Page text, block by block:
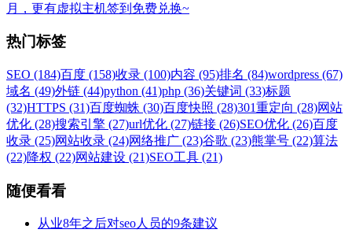
月，更有虚拟主机签到免费兑换~
热门标签
SEO (184)百度 (158)收录 (100)内容 (95)排名 (84)wordpress (67)
域名 (49)外链 (44)python (41)php (36)关键词 (33)标题
(32)HTTPS (31)百度蜘蛛 (30)百度快照 (28)301重定向 (28)网站
优化 (28)搜索引擎 (27)url优化 (27)链接 (26)SEO优化 (26)百度
收录 (25)网站收录 (24)网络推广 (23)谷歌 (23)熊掌号 (22)算法
(22)降权 (22)网站建设 (21)SEO工具 (21)
随便看看
从业8年之后对seo人员的9条建议